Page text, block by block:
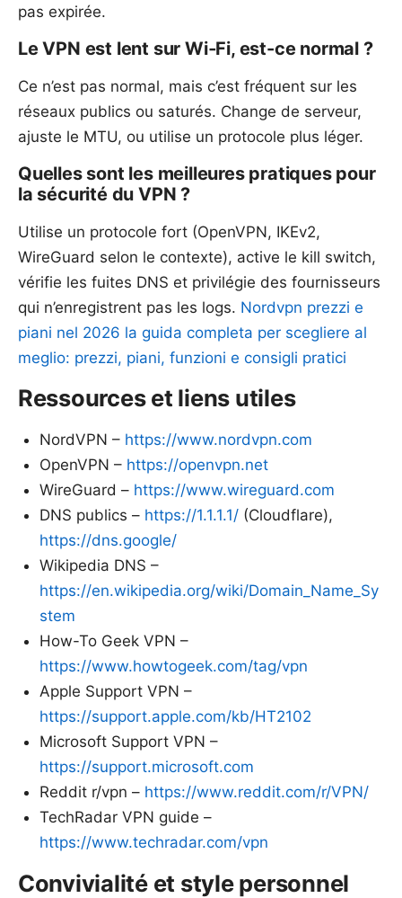
pas expirée.
Le VPN est lent sur Wi‑Fi, est-ce normal ?
Ce n’est pas normal, mais c’est fréquent sur les
réseaux publics ou saturés. Change de serveur,
ajuste le MTU, ou utilise un protocole plus léger.
Quelles sont les meilleures pratiques pour
la sécurité du VPN ?
Utilise un protocole fort (OpenVPN, IKEv2,
WireGuard selon le contexte), active le kill switch,
vérifie les fuites DNS et privilégie des fournisseurs
qui n’enregistrent pas les logs. Nordvpn prezzi e
piani nel 2026 la guida completa per scegliere al
meglio: prezzi, piani, funzioni e consigli pratici
Ressources et liens utiles
NordVPN – https://www.nordvpn.com
OpenVPN – https://openvpn.net
WireGuard – https://www.wireguard.com
DNS publics – https://1.1.1.1/ (Cloudflare),
https://dns.google/
Wikipedia DNS –
https://en.wikipedia.org/wiki/Domain_Name_Sy
stem
How-To Geek VPN –
https://www.howtogeek.com/tag/vpn
Apple Support VPN –
https://support.apple.com/kb/HT2102
Microsoft Support VPN –
https://support.microsoft.com
Reddit r/vpn – https://www.reddit.com/r/VPN/
TechRadar VPN guide –
https://www.techradar.com/vpn
Convivialité et style personnel